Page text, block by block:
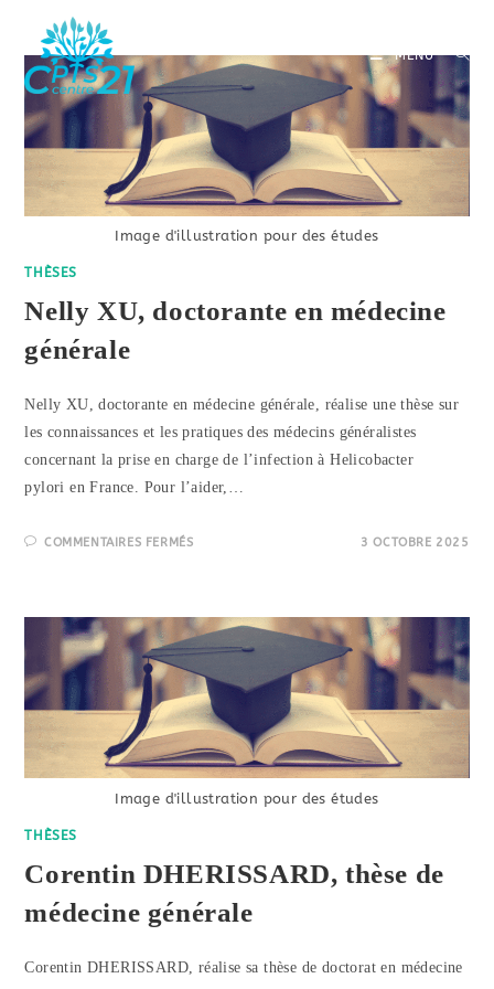
content
MENU
Image d'illustration pour des études
THÈSES
Nelly XU, doctorante en médecine
générale
Nelly XU, doctorante en médecine générale, réalise une thèse sur
les connaissances et les pratiques des médecins généralistes
concernant la prise en charge de l’infection à Helicobacter
pylori en France. Pour l’aider,…
COMMENTAIRES FERMÉSSUR
MÉDECINE
GÉNÉRALE
3 OCTOBRE 2025
Image d'illustration pour des études
THÈSES
Corentin DHERISSARD, thèse de
médecine générale
Corentin DHERISSARD, réalise sa thèse de doctorat en médecine